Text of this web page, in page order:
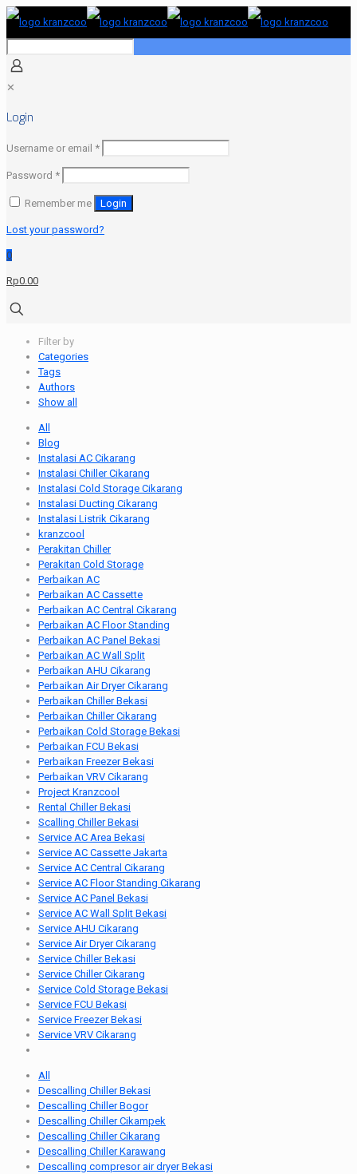
✕
Login
Username or email *Required
Password *Required
Remember me Login
Lost your password?
0
Rp0.00
Filter by
Categories
Tags
Authors
Show all
All
Blog
Instalasi AC Cikarang
Instalasi Chiller Cikarang
Instalasi Cold Storage Cikarang
Instalasi Ducting Cikarang
Instalasi Listrik Cikarang
kranzcool
Perakitan Chiller
Perakitan Cold Storage
Perbaikan AC
Perbaikan AC Cassette
Perbaikan AC Central Cikarang
Perbaikan AC Floor Standing
Perbaikan AC Panel Bekasi
Perbaikan AC Wall Split
Perbaikan AHU Cikarang
Perbaikan Air Dryer Cikarang
Perbaikan Chiller Bekasi
Perbaikan Chiller Cikarang
Perbaikan Cold Storage Bekasi
Perbaikan FCU Bekasi
Perbaikan Freezer Bekasi
Perbaikan VRV Cikarang
Project Kranzcool
Rental Chiller Bekasi
Scalling Chiller Bekasi
Service AC Area Bekasi
Service AC Cassette Jakarta
Service AC Central Cikarang
Service AC Floor Standing Cikarang
Service AC Panel Bekasi
Service AC Wall Split Bekasi
Service AHU Cikarang
Service Air Dryer Cikarang
Service Chiller Bekasi
Service Chiller Cikarang
Service Cold Storage Bekasi
Service FCU Bekasi
Service Freezer Bekasi
Service VRV Cikarang
All
Descalling Chiller Bekasi
Descalling Chiller Bogor
Descalling Chiller Cikampek
Descalling Chiller Cikarang
Descalling Chiller Karawang
Descalling compresor air dryer Bekasi